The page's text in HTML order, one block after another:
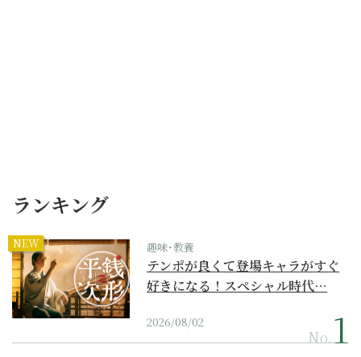
ランキング
NEW 趣味･教養
テンポが良くて登場キャラがすぐ
好きになる！スペシャル時代…
2026/08/02
No.